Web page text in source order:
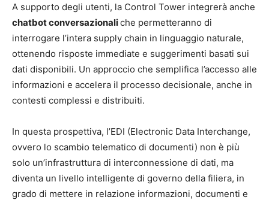
A supporto degli utenti, la Control Tower integrerà anche
chatbot conversazionaliche permetteranno di
interrogare l’intera supply chain in linguaggio naturale,
ottenendo risposte immediate e suggerimenti basati sui
dati disponibili. Un approccio che semplifica l’accesso alle
informazioni e accelera il processo decisionale, anche in
contesti complessi e distribuiti.
In questa prospettiva, l’EDI (Electronic Data Interchange,
ovvero lo scambio telematico di documenti) non è più
solo un’infrastruttura di interconnessione di dati, ma
diventa un livello intelligente di governo della filiera, in
grado di mettere in relazione informazioni, documenti e